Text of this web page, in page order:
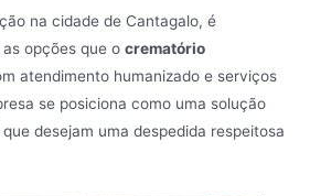
na cidade de Cantagalo, é
opções que o crematório
atendimento humanizado e serviços
se posiciona como uma solução
desejam uma despedida respeitosa